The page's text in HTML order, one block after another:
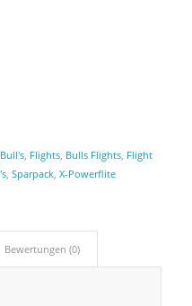
Bull's, Flights, Bulls Flights, Flight
, Sparpack, X-Powerflite
Bewertungen (0)